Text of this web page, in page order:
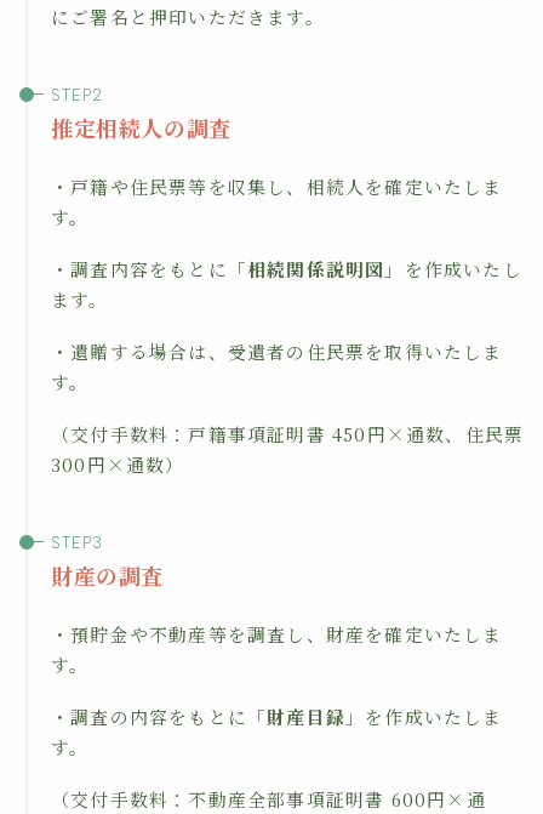
にご署名と押印いただきます。
推定相続人の調査
・戸籍や住民票等を収集し、相続人を確定いたしま
す。
・調査内容をもとに「相続関係説明図 」を作成いたし
ます。
・遺贈する場合は、受遺者の住民票を取得いたしま
す。
（交付手数料：戸籍事項証明書 450円×通数、住民票
300円×通数）
財産の調査
・預貯金や不動産等を調査し、財産を確定いたしま
す。
・調査の内容をもとに「財産目録 」を作成いたしま
す。
（交付手数料：不動産全部事項証明書 600円×通